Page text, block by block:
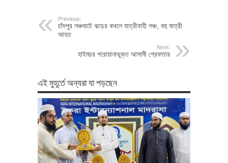
Previous:
চাঁদপুর লঞ্চঘাটে ঝড়ের কবলে যাত্রীবাহী লঞ্চ, বহু যাত্রী
আহত
Next:
হাইমচর পরোয়ানাভুক্ত আসামী গ্রেফতার
এই মুহূর্তে অন্যরা যা পড়ছেন